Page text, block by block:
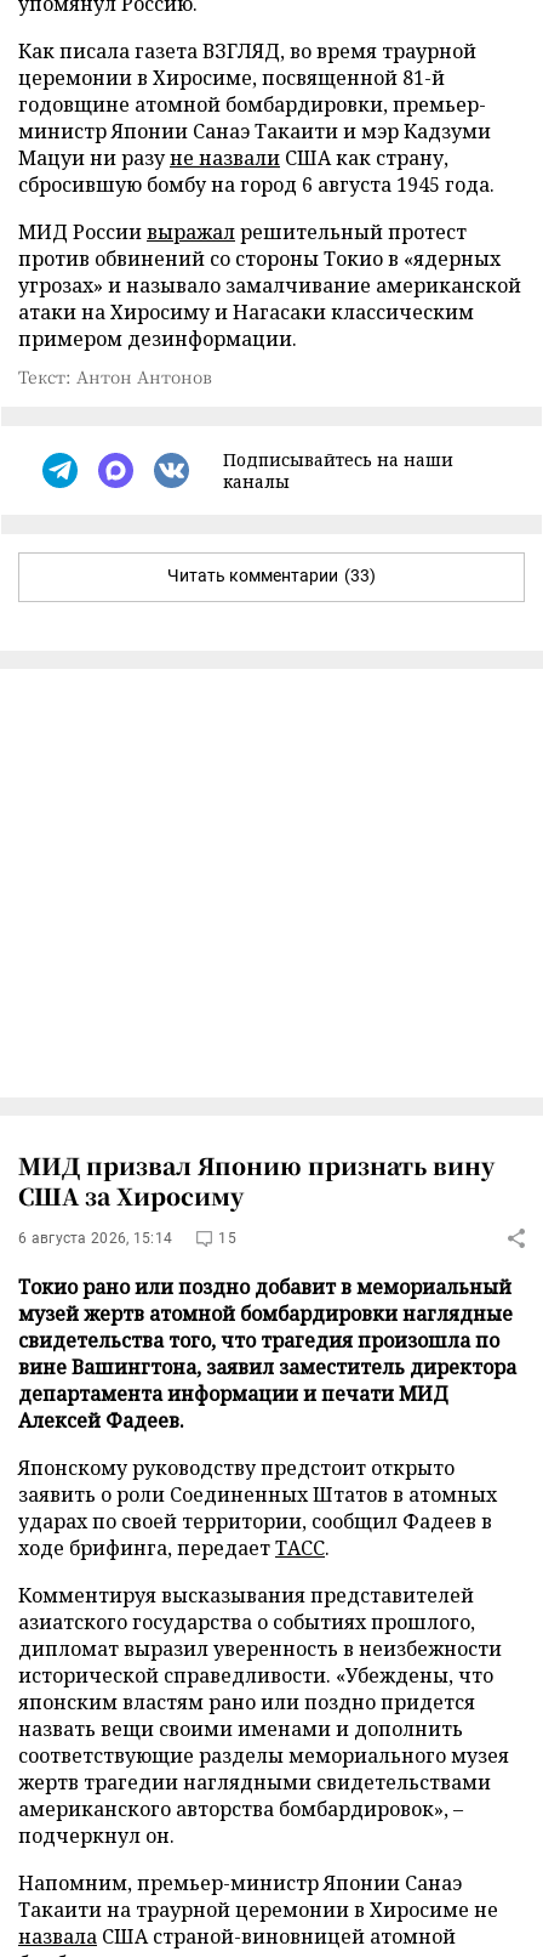
Как писала газета ВЗГЛЯД, во время траурной
церемонии в Хиросиме, посвященной 81-й
годовщине атомной бомбардировки, премьер-
министр Японии Санаэ Такаити и мэр Кадзуми
Мацуи ни разуне назвали США как страну,
сбросившую бомбу на город 6 августа 1945 года.
МИД Россиивыражалрешительный протест
против обвинений со стороны Токио в «ядерных
угрозах» и называло замалчивание американской
атаки на Хиросиму и Нагасаки классическим
примером дезинформации.
Текст: Антон Антонов
Подписывайтесь на наши
каналы
Читать комментарии (33)
МИД призвал Японию признать вину
США за Хиросиму
6 августа 2026, 15:14 15
Токио рано или поздно добавит в мемориальный
музей жертв атомной бомбардировки наглядные
свидетельства того, что трагедия произошла по
вине Вашингтона, заявил заместитель директора
департамента информации и печати МИД
Алексей Фадеев.
Японскому руководству предстоит открыто
заявить о роли Соединенных Штатов в атомных
ударах по своей территории, сообщил Фадеев в
ходе брифинга, передаетТАСС.
Комментируя высказывания представителей
азиатского государства о событиях прошлого,
дипломат выразил уверенность в неизбежности
исторической справедливости. «Убеждены, что
японским властям рано или поздно придется
назвать вещи своими именами и дополнить
соответствующие разделы мемориального музея
жертв трагедии наглядными свидетельствами
американского авторства бомбардировок», –
подчеркнул он.
Напомним, премьер-министр Японии Санаэ
Такаити на траурной церемонии в Хиросиме не
назвала США страной-виновницей атомной